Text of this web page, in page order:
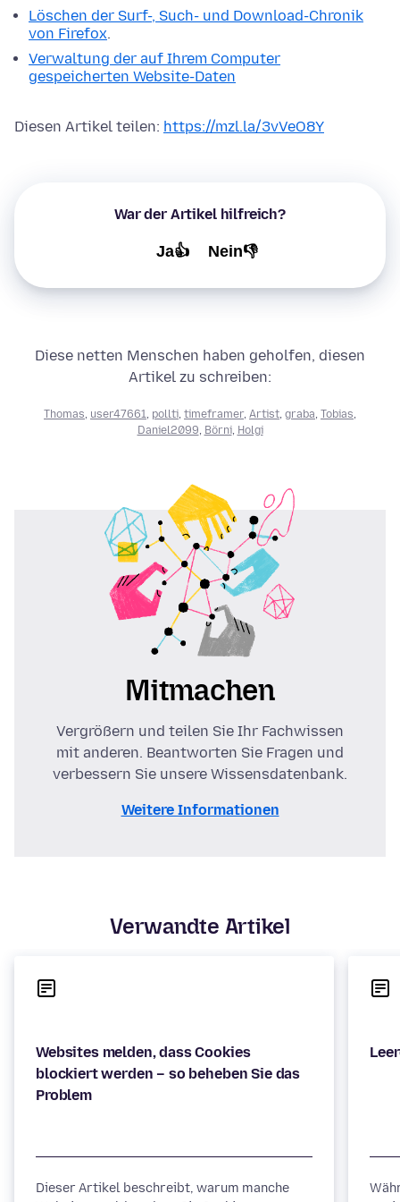
Löschen der Surf-, Such- und Download-Chronik
von Firefox.
Verwaltung der auf Ihrem Computer
gespeicherten Website-Daten
Diesen Artikel teilen: https://mzl.la/3vVeO8Y
War der Artikel hilfreich?
Ja👍 Nein👎
Diese netten Menschen haben geholfen, diesen
Artikel zu schreiben:
Thomas user47661 pollti timeframer, Artist graba Tobias
Daniel2099 Börni, Holgi
Mitmachen
Vergrößern und teilen Sie Ihr Fachwissen
mit anderen. Beantworten Sie Fragen und
verbessern Sie unsere Wissensdatenbank.
Weitere Informationen
Verwandte Artikel
Websites melden, dass Cookies
blockiert werden – so beheben Sie das
Problem
Dieser Artikel beschreibt, warum manche